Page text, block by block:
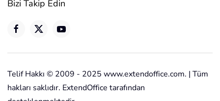
Bizi Takip Edin
Telif Hakkı © 2009 - 2025 www.extendoffice.com. | Tüm
hakları saklıdır. ExtendOffice tarafından